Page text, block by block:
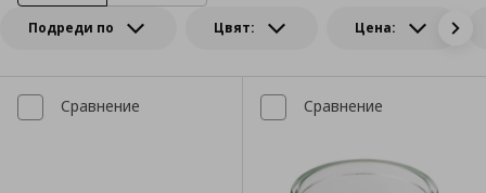
Подреди по Цвят: Цена:
Сравнение Сравнение